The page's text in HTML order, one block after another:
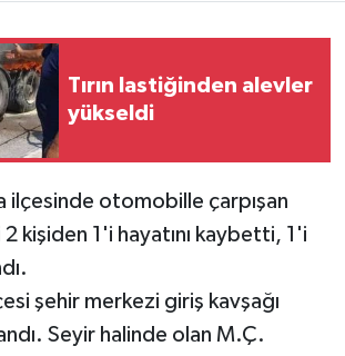
Tırın lastiğinden alevler
yükseldi
ilçesinde otomobille çarpışan
kişiden 1'i hayatını kaybetti, 1'i
şehir merkezi giriş kavşağı
Seyir halinde olan M.Ç.